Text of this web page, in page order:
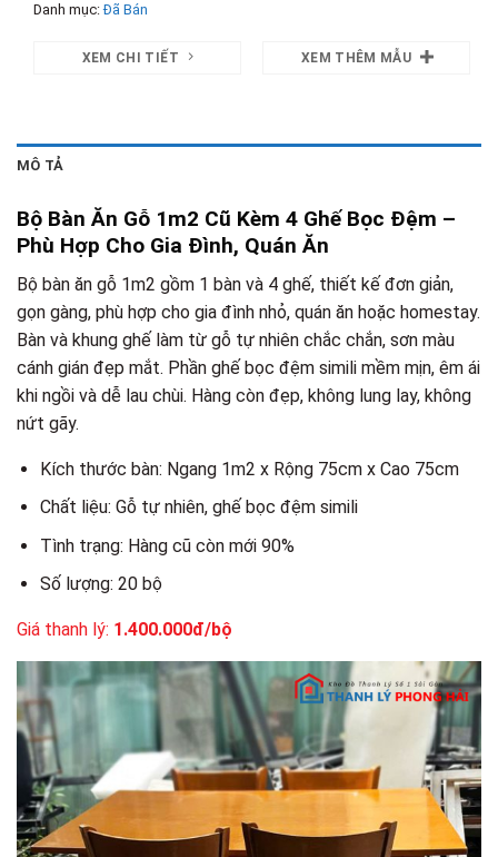
Danh mục:Đã Bán
XEM CHI TIẾT XEM THÊM MẪU
MÔ TẢ
Bộ Bàn Ăn Gỗ 1m2 Cũ Kèm 4 Ghế Bọc Đệm –
Phù Hợp Cho Gia Đình, Quán Ăn
Bộ bàn ăn gỗ 1m2 gồm 1 bàn và 4 ghế, thiết kế đơn giản,
gọn gàng, phù hợp cho gia đình nhỏ, quán ăn hoặc homestay.
Bàn và khung ghế làm từ gỗ tự nhiên chắc chắn, sơn màu
cánh gián đẹp mắt. Phần ghế bọc đệm simili mềm mịn, êm ái
khi ngồi và dễ lau chùi. Hàng còn đẹp, không lung lay, không
nứt gãy.
Kích thước bàn: Ngang 1m2 x Rộng 75cm x Cao 75cm
Chất liệu: Gỗ tự nhiên, ghế bọc đệm simili
Tình trạng: Hàng cũ còn mới 90%
Số lượng: 20 bộ
Giá thanh lý: 1.400.000đ/bộ